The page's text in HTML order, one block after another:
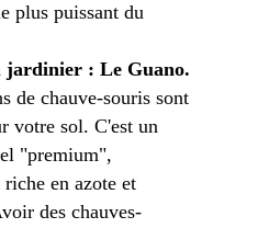
plus puissant du
jardinier : Le Guano.
de chauve-souris sont
votre sol. C'est un
"premium",
en azote et
des chauves-